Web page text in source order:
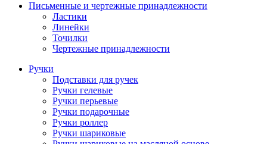
Письменные и чертежные принадлежности
Ластики
Линейки
Точилки
Чертежные принадлежности
Ручки
Подставки для ручек
Ручки гелевые
Ручки перьевые
Ручки подарочные
Ручки роллер
Ручки шариковые